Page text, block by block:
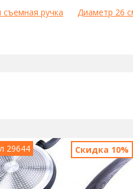
ручка
Диаметр 26
29644 Скидка 10%